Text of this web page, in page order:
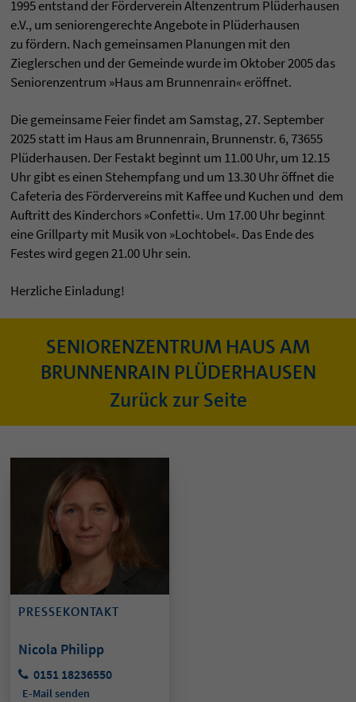
1995 entstand der Förderverein Altenzentrum Plüderhausen
e.V., um seniorengerechte Angebote in Plüderhausen
zu fördern. Nach gemeinsamen Planungen mit den
Zieglerschen und der Gemeinde wurde im Oktober 2005 das
Seniorenzentrum »Haus am Brunnenrain« eröffnet.
Die gemeinsame Feier findet am Samstag, 27. September
2025 statt im Haus am Brunnenrain, Brunnenstr. 6, 73655
Plüderhausen. Der Festakt beginnt um 11.00 Uhr, um 12.15
Uhr gibt es einen Stehempfang und um 13.30 Uhr öffnet die
Cafeteria des Fördervereins mit Kaffee und Kuchen und dem
Auftritt des Kinderchors »Confetti«. Um 17.00 Uhr beginnt
eine Grillparty mit Musik von »Lochtobel«. Das Ende des
Festes wird gegen 21.00 Uhr sein.
Herzliche Einladung!
SENIORENZENTRUM HAUS AM
BRUNNENRAIN PLÜDERHAUSEN
Zurück zur Seite
PRESSEKONTAKT
Nicola Philipp
0151 18236550
E-Mail senden